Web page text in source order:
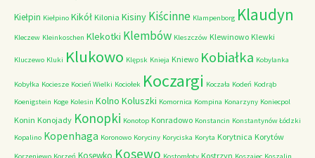
Kiełpin Kiełpino Kikół Kilonia Kisiny Kiścinne Klampenborg Klaudyn
Kleczew Kleinkoschen Klekotki Klembów Kleszczów Klewinowo Klewki
Kluczewo Kluki Klukowo Klępsk Knieja Kniewo Kobiałka Kobylanka
Kobyłka Kociesze Kocień Wielki Kociołek Koczargi Koczała Kodeń Kodrąb
Koenigstein Koge Kolesin Kolno Koluszki Komornica Kompina Konarzyny Koniecpol
Konin Konojady Konopki Konotop Konradowo Konstancin Konstantynów Łódzki
Kopalino Kopenhaga Koronowo Koryciny Koryciska Koryta Korytnica Korytów
Kosewko Kosewo Kostrzyn